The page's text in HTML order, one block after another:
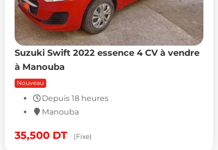
Suzuki Swift 2022 essence 4 CV à vendre
à Manouba
Nouveau
Depuis 18 heures
Manouba
35,500 DT (Fixe)